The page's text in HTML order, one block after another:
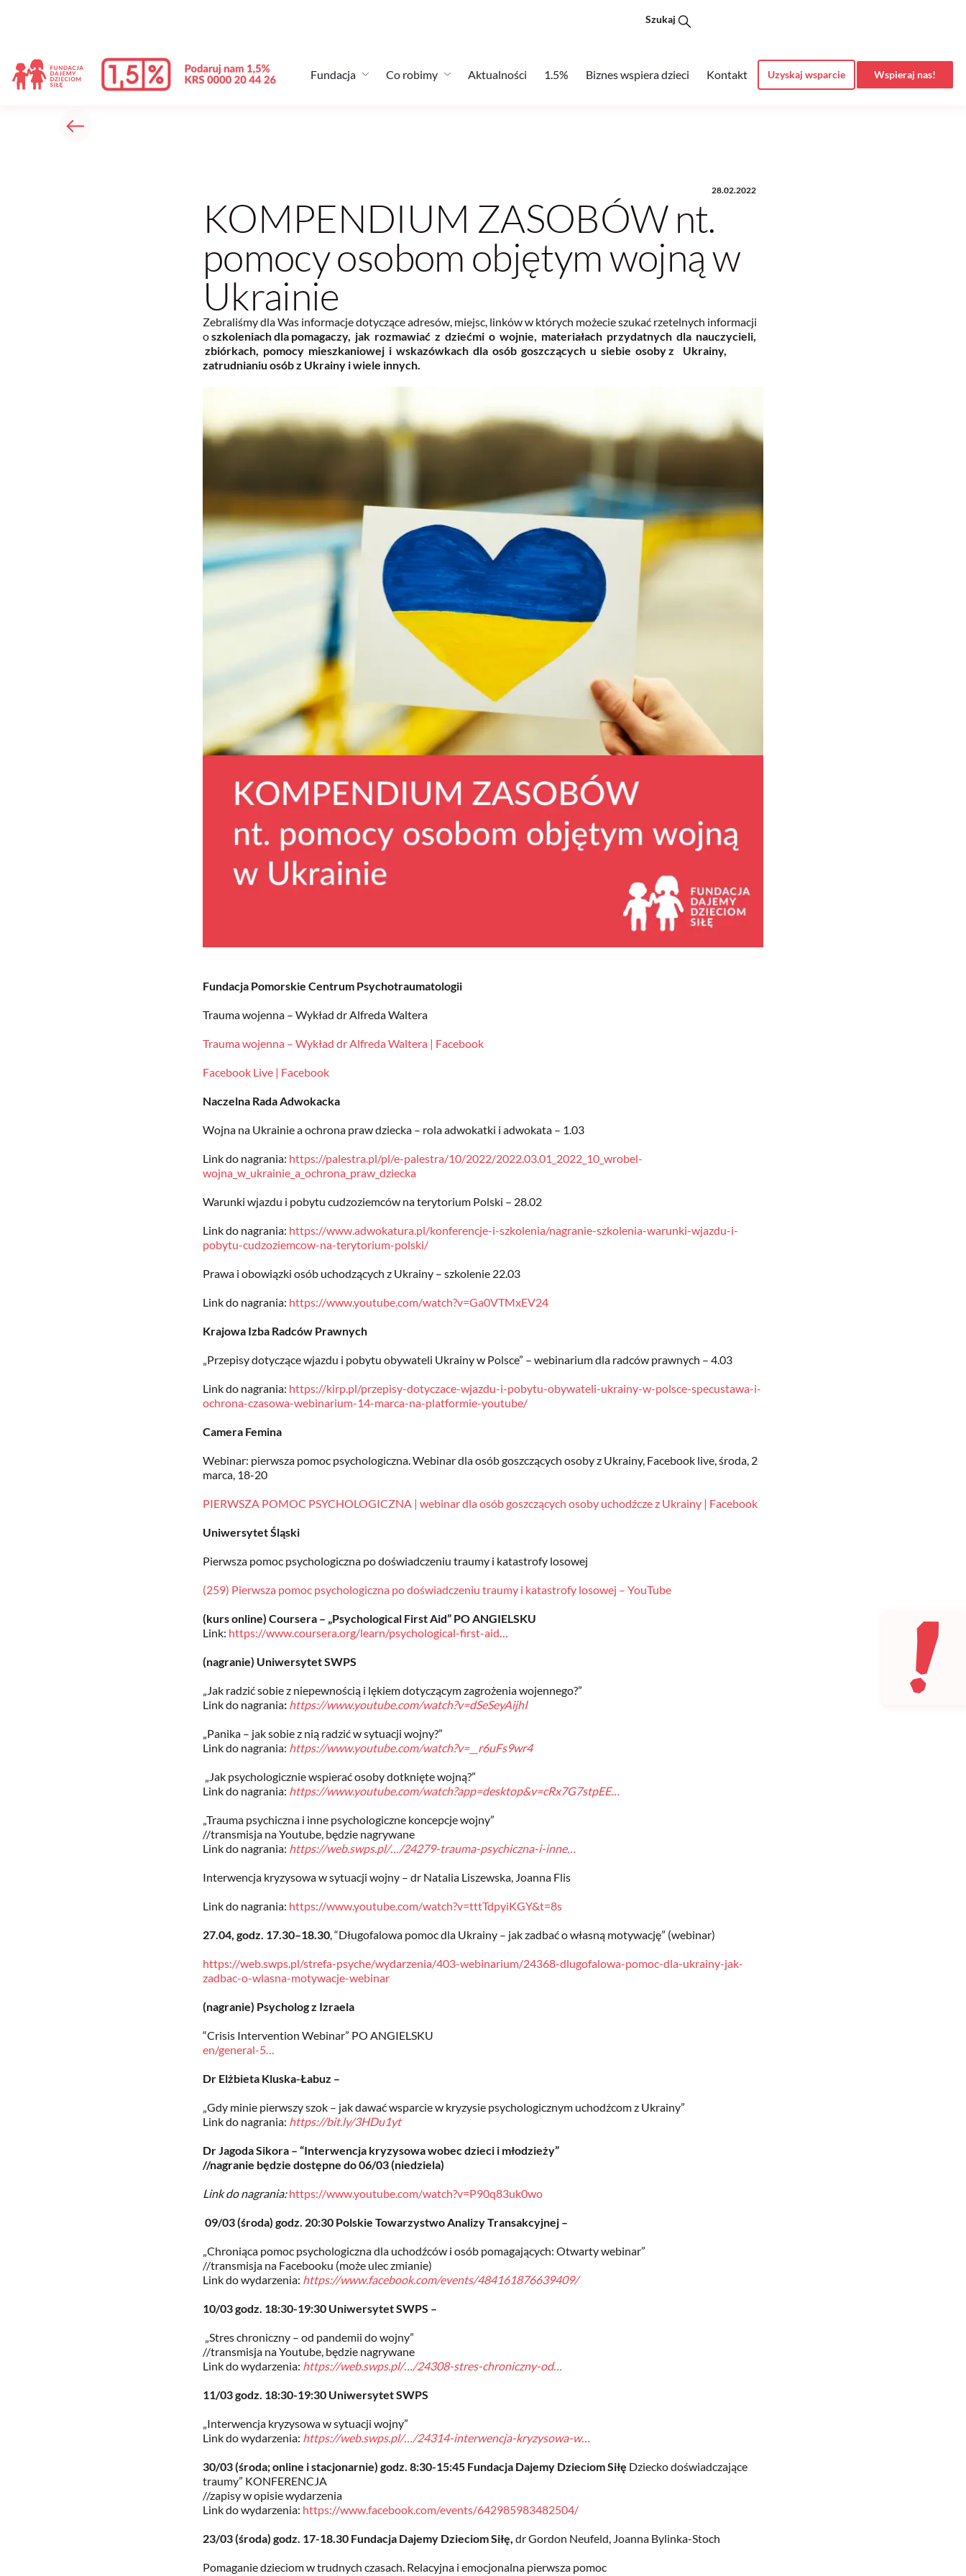
Szukaj
Fundacja Co robimy Aktualności 1.5% Biznes wspiera dzieci Kontakt Uzyskaj wsparcie Wspieraj nas!
28.02.2022
KOMPENDIUM ZASOBÓW nt.
pomocy osobom objętym wojną w
Ukrainie
Zebraliśmy dla Was informacje dotyczące adresów, miejsc, linków w których możecie szukać rzetelnych informacji
oszkoleniach dla pomagaczy, jak rozmawiać z dziećmi o wojnie, materiałach przydatnych dla nauczycieli,
zbiórkach, pomocy mieszkaniowej i wskazówkach dla osób goszczących u siebie osoby z Ukrainy,
zatrudnianiu osób z Ukrainy i wiele innych.
Fundacja Pomorskie Centrum Psychotraumatologii
Trauma wojenna – Wykład dr Alfreda Waltera
Trauma wojenna – Wykład dr Alfreda Waltera | Facebook
Facebook Live | Facebook
Naczelna Rada Adwokacka
Wojna na Ukrainie a ochrona praw dziecka – rola adwokatki i adwokata – 1.03
Link do nagrania: https://palestra.pl/pl/e-palestra/10/2022/2022.03.01_2022_10_wrobel-
wojna_w_ukrainie_a_ochrona_praw_dziecka
Warunki wjazdu i pobytu cudzoziemców na terytorium Polski – 28.02
Link do nagrania: https://www.adwokatura.pl/konferencje-i-szkolenia/nagranie-szkolenia-warunki-wjazdu-i-
pobytu-cudzoziemcow-na-terytorium-polski/
Prawa i obowiązki osób uchodzących z Ukrainy – szkolenie 22.03
Link do nagrania: https://www.youtube.com/watch?v=Ga0VTMxEV24
Krajowa Izba Radców Prawnych
„Przepisy dotyczące wjazdu i pobytu obywateli Ukrainy w Polsce” – webinarium dla radców prawnych – 4.03
Link do nagrania: https://kirp.pl/przepisy-dotyczace-wjazdu-i-pobytu-obywateli-ukrainy-w-polsce-specustawa-i-
ochrona-czasowa-webinarium-14-marca-na-platformie-youtube/
Camera Femina
Webinar: pierwsza pomoc psychologiczna. Webinar dla osób goszczących osoby z Ukrainy, Facebook live, środa, 2
marca, 18-20
PIERWSZA POMOC PSYCHOLOGICZNA | webinar dla osób goszczących osoby uchodźcze z Ukrainy | Facebook
Uniwersytet Śląski
Pierwsza pomoc psychologiczna po doświadczeniu traumy i katastrofy losowej
(259) Pierwsza pomoc psychologiczna po doświadczeniu traumy i katastrofy losowej – YouTube
(kurs online) Coursera – „Psychological First Aid” PO ANGIELSKU
Link: https://www.coursera.org/learn/psychological-first-aid…
(nagranie) Uniwersytet SWPS
„Jak radzić sobie z niepewnością i lękiem dotyczącym zagrożenia wojennego?”
Link do nagrania: https://www.youtube.com/watch?v=dSeSeyAijhI
„Panika – jak sobie z nią radzić w sytuacji wojny?”
Link do nagrania: https://www.youtube.com/watch?v=__r6uFs9wr4
„Jak psychologicznie wspierać osoby dotknięte wojną?”
Link do nagrania: https://www.youtube.com/watch?app=desktop&v=cRx7G7stpEE…
„Trauma psychiczna i inne psychologiczne koncepcje wojny”
//transmisja na Youtube, będzie nagrywane
Link do nagrania: https://web.swps.pl/…/24279-trauma-psychiczna-i-inne…
Interwencja kryzysowa w sytuacji wojny – dr Natalia Liszewska, Joanna Flis
Link do nagrania: https://www.youtube.com/watch?v=tttTdpyiKGY&t=8s
27.04, godz. 17.30–18.30, “Długofalowa pomoc dla Ukrainy – jak zadbać o własną motywację” (webinar)
https://web.swps.pl/strefa-psyche/wydarzenia/403-webinarium/24368-dlugofalowa-pomoc-dla-ukrainy-jak-
zadbac-o-wlasna-motywacje-webinar
(nagranie) Psycholog z Izraela
“Crisis Intervention Webinar” PO ANGIELSKU
en/general-5…
Dr Elżbieta Kluska-Łabuz –
„Gdy minie pierwszy szok – jak dawać wsparcie w kryzysie psychologicznym uchodźcom z Ukrainy”
Link do nagrania: https://bit.ly/3HDu1yt
Dr Jagoda Sikora – “Interwencja kryzysowa wobec dzieci i młodzieży”
//nagranie będzie dostępne do 06/03 (niedziela)
Link do nagrania: https://www.youtube.com/watch?v=P90q83uk0wo
09/03 (środa) godz. 20:30 Polskie Towarzystwo Analizy Transakcyjnej –
„Chroniąca pomoc psychologiczna dla uchodźców i osób pomagających: Otwarty webinar”
//transmisja na Facebooku (może ulec zmianie)
Link do wydarzenia: https://www.facebook.com/events/484161876639409/
10/03 godz. 18:30-19:30 Uniwersytet SWPS –
„Stres chroniczny – od pandemii do wojny”
//transmisja na Youtube, będzie nagrywane
Link do wydarzenia: https://web.swps.pl/…/24308-stres-chroniczny-od…
11/03 godz. 18:30-19:30 Uniwersytet SWPS
„Interwencja kryzysowa w sytuacji wojny”
Link do wydarzenia: https://web.swps.pl/…/24314-interwencja-kryzysowa-w…
30/03 (środa; online i stacjonarnie) godz. 8:30-15:45 Fundacja Dajemy Dzieciom Siłę Dziecko doświadczające
traumy” KONFERENCJA
//zapisy w opisie wydarzenia
Link do wydarzenia: https://www.facebook.com/events/642985983482504/
23/03 (środa) godz. 17-18.30 Fundacja Dajemy Dzieciom Siłę, dr Gordon Neufeld, Joanna Bylinka-Stoch
Pomaganie dzieciom w trudnych czasach. Relacyjna i emocjonalna pierwsza pomoc